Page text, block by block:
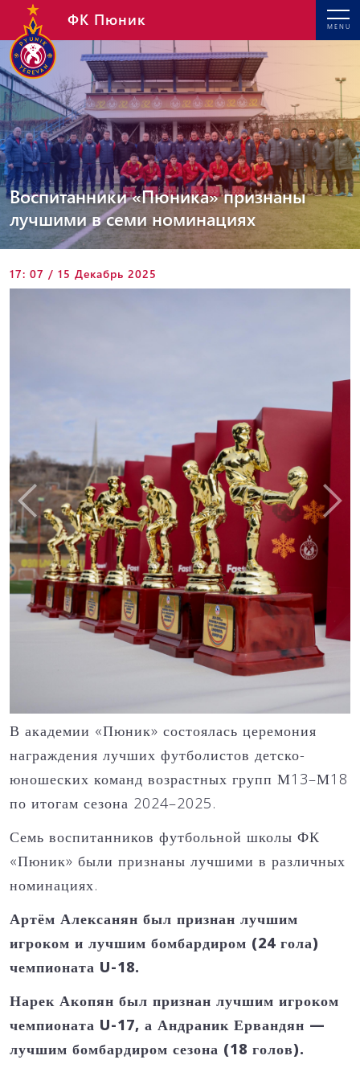
MENU
ФК Пюник
Воспитанники «Пюника» признаны
лучшими в семи номинациях
17: 07 / 15 Декабрь 2025
В академии «Пюник» состоялась церемония
награждения лучших футболистов детско-
юношеских команд возрастных групп М13–М18
по итогам сезона 2024–2025.
Семь воспитанников футбольной школы ФК
«Пюник» были признаны лучшими в различных
номинациях.
Артём Алексанян был признан лучшим
игроком и лучшим бомбардиром (24 гола)
чемпионата U-18.
Нарек Акопян был признан лучшим игроком
чемпионата U-17, а Андраник Ервандян —
лучшим бомбардиром сезона (18 голов).